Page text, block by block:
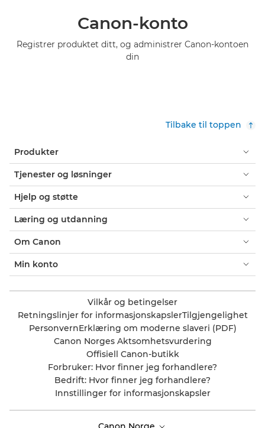
Canon-konto
Registrer produktet ditt, og administrer Canon-kontoen
din
Tilbake til toppen
Produkter
Tjenester og løsninger
Hjelp og støtte
Læring og utdanning
Om Canon
Min konto
Vilkår og betingelser
Retningslinjer for informasjonskapslerTilgjengelighet
PersonvernErklæring om moderne slaveri (PDF)
Canon Norges Aktsomhetsvurdering
Offisiell Canon-butikk
Forbruker: Hvor finner jeg forhandlere?
Bedrift: Hvor finner jeg forhandlere?
Innstillinger for informasjonskapsler